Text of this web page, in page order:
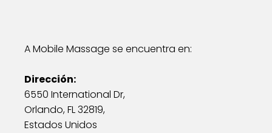
A Mobile Massage se encuentra en:
Dirección:
6550 International Dr,
Orlando, FL 32819,
Estados Unidos